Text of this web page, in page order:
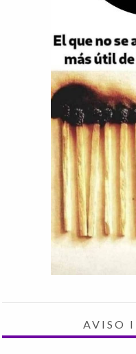
AVISO